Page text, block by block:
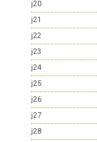
j20
j21
j22
j23
j24
j25
j26
j27
j28